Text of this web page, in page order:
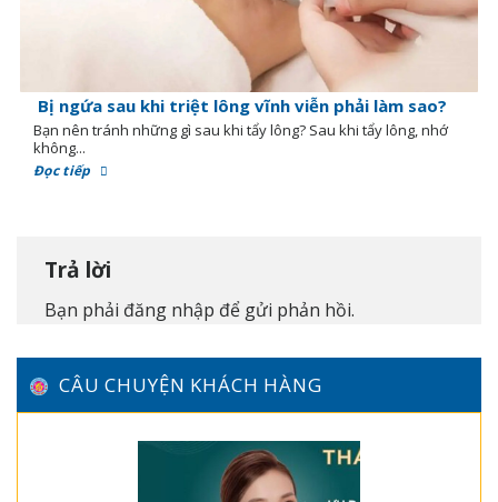
Bị ngứa sau khi triệt lông vĩnh viễn phải làm sao?
Bạn nên tránh những gì sau khi tẩy lông? Sau khi tẩy lông, nhớ
không...
Đọc tiếp
Trả lời
Bạn phải đăng nhập để gửi phản hồi.
CÂU CHUYỆN KHÁCH HÀNG